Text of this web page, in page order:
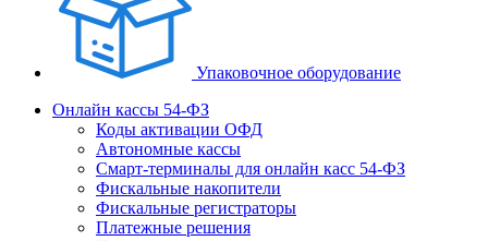
Упаковочное оборудование
Онлайн кассы 54-ФЗ
Коды активации ОФД
Автономные кассы
Смарт-терминалы для онлайн касс 54-ФЗ
Фискальные накопители
Фискальные регистраторы
Платежные решения